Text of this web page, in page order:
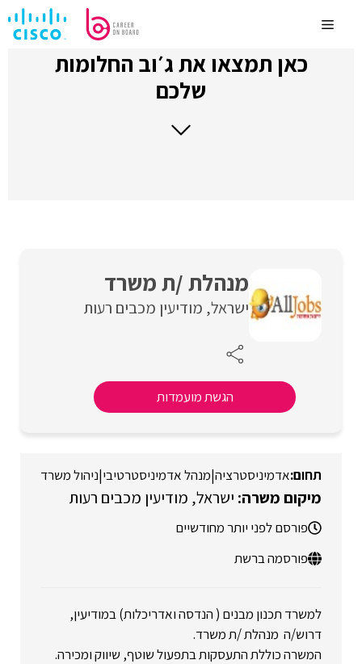
לתוכןMenu
כאן תמצאו את ג׳וב החלומות
שלכם
מנהלת /ת משרד
ישראל מודיעין מכבים רעות
הגשת מועמדות
אדמיניסטרציה|מנהל אדמיניסטרטיבי|ניהול משרד
ישראל מודיעין מכבים רעות
פורסם לפני יותר מחודשיים
פורסמה ברשת
למשרד תכנון מבנים ( הנדסה ואדריכלות) במודיעין,
דרוש/ה מנהלת /ת משרד.
המשרה כוללת התעסקות בתפעול שוטף, שיווק ומכירה.